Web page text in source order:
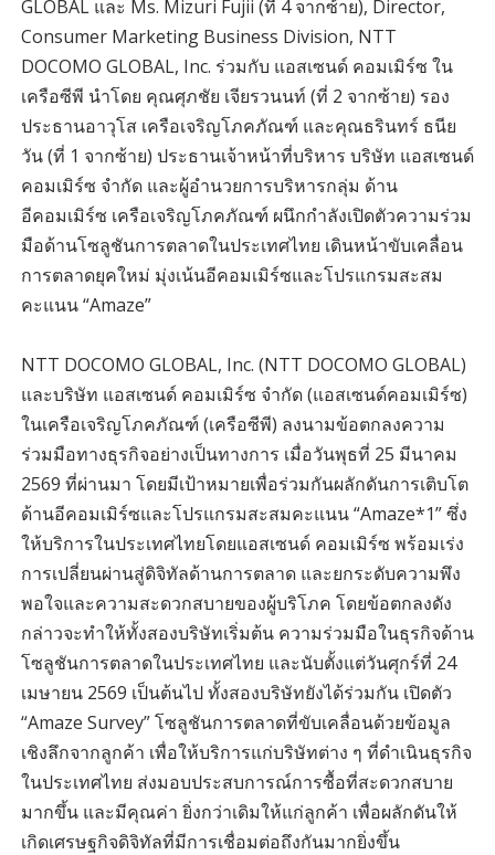
GLOBAL และ Ms. Mizuri Fujii (ที่ 4 จากซ้าย), Director,
Consumer Marketing Business Division, NTT
DOCOMO GLOBAL, Inc. ร่วมกับ แอสเซนด์ คอมเมิร์ซ ใน
เครือซีพี นำโดย คุณศุภชัย เจียรวนนท์ (ที่ 2 จากซ้าย) รอง
ประธานอาวุโส เครือเจริญโภคภัณฑ์ และคุณธรินทร์ ธนีย
วัน (ที่ 1 จากซ้าย) ประธานเจ้าหน้าที่บริหาร บริษัท แอสเซนด์
คอมเมิร์ซ จำกัด และผู้อำนวยการบริหารกลุ่ม ด้าน
อีคอมเมิร์ซ เครือเจริญโภคภัณฑ์ ผนึกกำลังเปิดตัวความร่วม
มือด้านโซลูชันการตลาดในประเทศไทย เดินหน้าขับเคลื่อน
การตลาดยุคใหม่ มุ่งเน้นอีคอมเมิร์ซและโปรแกรมสะสม
คะแนน “Amaze”
NTT DOCOMO GLOBAL, Inc. (NTT DOCOMO GLOBAL)
และบริษัท แอสเซนด์ คอมเมิร์ซ จำกัด (แอสเซนด์คอมเมิร์ซ)
ในเครือเจริญโภคภัณฑ์ (เครือซีพี) ลงนามข้อตกลงความ
ร่วมมือทางธุรกิจอย่างเป็นทางการ เมื่อวันพุธที่ 25 มีนาคม
2569 ที่ผ่านมา โดยมีเป้าหมายเพื่อร่วมกันผลักดันการเติบโต
ด้านอีคอมเมิร์ซและโปรแกรมสะสมคะแนน “Amaze*1” ซึ่ง
ให้บริการในประเทศไทยโดยแอสเซนด์ คอมเมิร์ซ พร้อมเร่ง
การเปลี่ยนผ่านสู่ดิจิทัลด้านการตลาด และยกระดับความพึง
พอใจและความสะดวกสบายของผู้บริโภค โดยข้อตกลงดัง
กล่าวจะทำให้ทั้งสองบริษัทเริ่มต้น ความร่วมมือในธุรกิจด้าน
โซลูชันการตลาดในประเทศไทย และนับตั้งแต่วันศุกร์ที่ 24
เมษายน 2569 เป็นต้นไป ทั้งสองบริษัทยังได้ร่วมกัน เปิดตัว
“Amaze Survey” โซลูชันการตลาดที่ขับเคลื่อนด้วยข้อมูล
เชิงลึกจากลูกค้า เพื่อให้บริการแก่บริษัทต่าง ๆ ที่ดำเนินธุรกิจ
ในประเทศไทย ส่งมอบประสบการณ์การซื้อที่สะดวกสบาย
มากขึ้น และมีคุณค่า ยิ่งกว่าเดิมให้แก่ลูกค้า เพื่อผลักดันให้
เกิดเศรษฐกิจดิจิทัลที่มีการเชื่อมต่อถึงกันมากยิ่งขึ้น